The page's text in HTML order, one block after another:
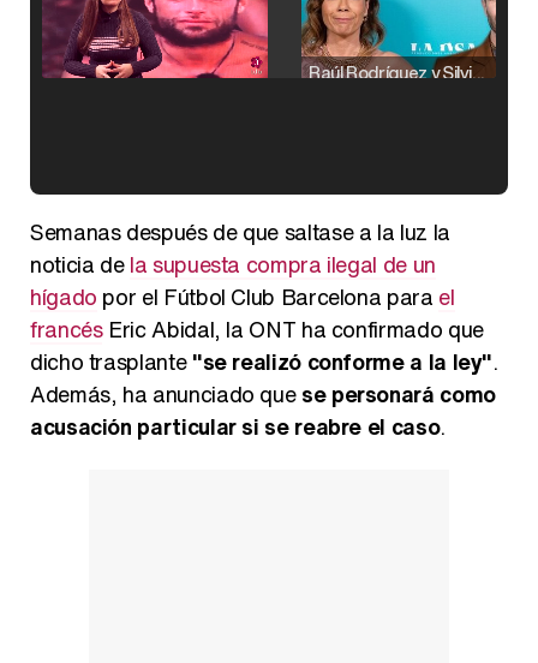
Raúl Rodríguez y Silvia Taulés nos cuentan su papel en 'La familia de la tele'
Semanas después de que saltase a la luz la
noticia dela supuesta compra ilegal de un
hígado por el Fútbol Club Barcelona para el
francésEric Abidal, la ONT ha confirmado que
dicho trasplante"se realizó conforme a la ley".
Además, ha anunciado quese personará como
acusación particular si se reabre el caso.